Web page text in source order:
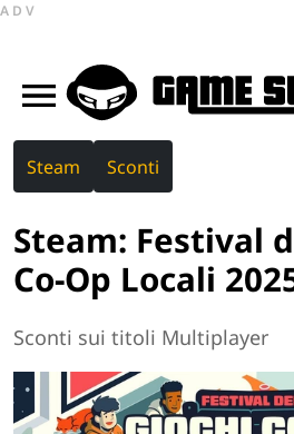
ADV
Steam Sconti
Steam: Festival
Co-Op Locali
Sconti sui titoli Multiplayer